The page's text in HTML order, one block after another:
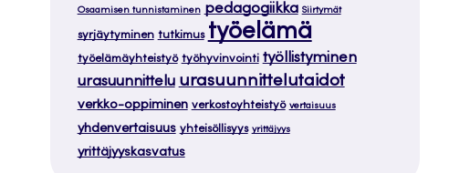
Osaamisen tunnistaminen pedagogiikka Siirtymät
syrjäytyminen tutkimus työelämä
työelämäyhteistyö työhyvinvointi työllistyminen
urasuunnittelu urasuunnittelutaidot
verkko-oppiminen verkostoyhteistyö vertaisuus
yhdenvertaisuus yhteisöllisyys yrittäjyys
yrittäjyyskasvatus